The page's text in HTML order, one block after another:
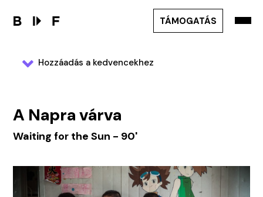
TÁMOGATÁS
Hozzáadás a kedvencekhez
A Napra várva
Waiting for the Sun - 90'